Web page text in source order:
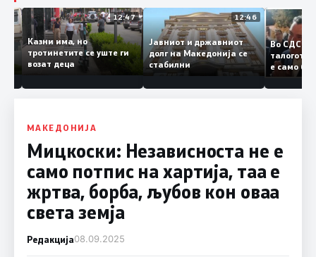
12:50
и
12:47
Казни има, но
тротинетите се уште ги
возат деца
12:46
Јавниот и државниот
долг на Македонија се
стабилни
Во
е само
копија
Заев
МАКЕДОНИЈА
Мицкоски: Независноста не е
само потпис на хартија, таа е
жртва, борба, љубов кон оваа
света земја
Редакција08.09.2025